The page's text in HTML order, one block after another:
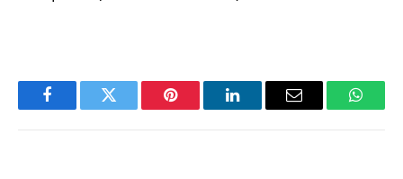
FacebookTwitter Pinterest LinkedInEmail